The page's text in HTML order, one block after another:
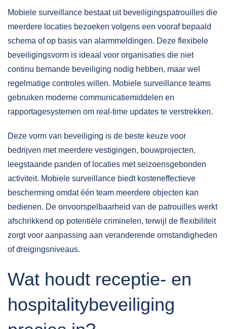
Mobiele surveillance bestaat uit beveiligingspatrouilles die
meerdere locaties bezoeken volgens een vooraf bepaald
schema of op basis van alarmmeldingen. Deze flexibele
beveiligingsvorm is ideaal voor organisaties die niet
continu bemande beveiliging nodig hebben, maar wel
regelmatige controles willen. Mobiele surveillance teams
gebruiken moderne communicatiemiddelen en
rapportagesystemen om real-time updates te verstrekken.
Deze vorm van beveiliging is de beste keuze voor
bedrijven met meerdere vestigingen, bouwprojecten,
leegstaande panden of locaties met seizoensgebonden
activiteit. Mobiele surveillance biedt kosteneffectieve
bescherming omdat één team meerdere objecten kan
bedienen. De onvoorspelbaarheid van de patrouilles werkt
afschrikkend op potentiële criminelen, terwijl de flexibiliteit
zorgt voor aanpassing aan veranderende omstandigheden
of dreigingsniveaus.
Wat houdt receptie- en
hospitalitybeveiliging